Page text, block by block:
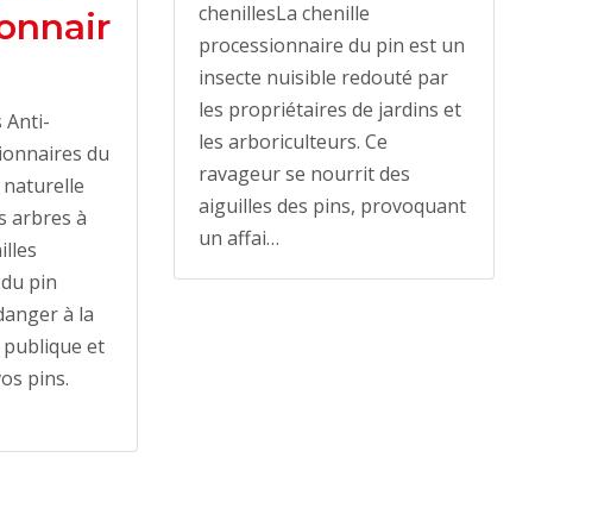
Anti-
du
naturelle
arbres à
pin
à la
et
pins.
chenillesLa chenille
processionnaire du pin est un
insecte nuisible redouté par
les propriétaires de jardins et
les arboriculteurs. Ce
ravageur se nourrit des
aiguilles des pins, provoquant
un affai…